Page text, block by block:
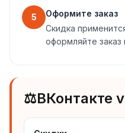
5
Оформите заказ
Скидка
оформляйте
⚖️ВКонтакте